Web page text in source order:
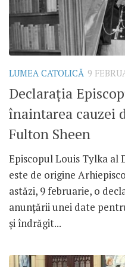
LUMEA CATOLICĂ 9
Declarația
înaintarea cauzei
Fulton Sheen
Episcopul Louis Tylka al
este de origine
astăzi, 9 februarie, o
anunțării unei date
și îndrăgit...